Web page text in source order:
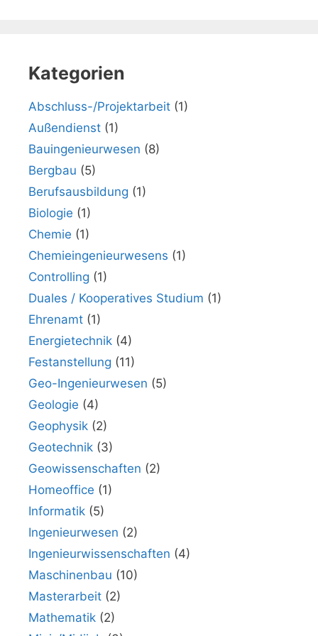
Kategorien
Abschluss-/Projektarbeit (1)
Außendienst (1)
Bauingenieurwesen (8)
Bergbau (5)
Berufsausbildung (1)
Biologie (1)
Chemie (1)
Chemieingenieurwesens (1)
Controlling (1)
Duales / Kooperatives Studium (1)
Ehrenamt (1)
Energietechnik (4)
Festanstellung (11)
Geo-Ingenieurwesen (5)
Geologie (4)
Geophysik (2)
Geotechnik (3)
Geowissenschaften (2)
Homeoffice (1)
Informatik (5)
Ingenieurwesen (2)
Ingenieurwissenschaften (4)
Maschinenbau (10)
Masterarbeit (2)
Mathematik (2)